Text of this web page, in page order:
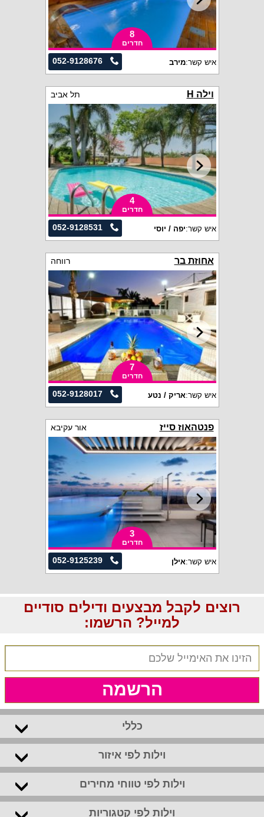
8
חדרים
052-9128676 איש קשר:מירב
וילה H תל אביב
4
חדרים
052-9128531 איש קשר:יפה / יוסי
אחוזת בר רווחה
7
חדרים
052-9128017 איש קשר:אריק / נטע
פנטהאוז סייז אור עקיבא
3
חדרים
052-9125239 איש קשר:אילן
רוצים לקבל מבצעים ודילים סודיים
למייל? הרשמו:
הרשמה
כללי
וילות לפי איזור
וילות לפי טווחי מחירים
וילות לפי קטגוריות